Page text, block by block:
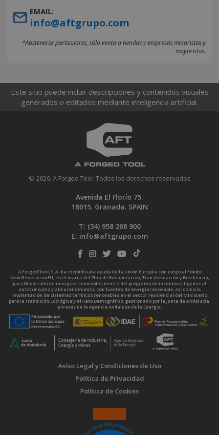
EMAIL:
info@aftgrupo.com
*Abstenerse particulares, sólo venta a tiendas y empresas minoristas y
mayoristas.
Este sitio puede incluir descripciones y contenidos visuales
generados o editados mediante inteligencia artificial.
© 2026. A Forged Tool. Todos los derechos reservados
Avenida El Florío 75.
18015. Granada. SPAIN
T: (34) 958 208 900
E: info@aftgrupo.com
A Forged Tool, S.A. ha recibido una ayuda de la Unión Europea con cargo al Fondo
NextGenerationEU, en el marco del Plan de Recuperación, Transformación y Resiliencia,
para Desarrollo de energías renovables dentro del programa de incentivos ligados al
autoconsumo y almacenamiento, con fuentes de energía renovable, así como la
implantación de sistemas térmicos renovables en el sector residencial del Ministerio
para la Transición Ecológica y el Reto Demográfico, gestionado por la Junta de Andalucía,
a través de la Agencia Andaluza de la Energía.
Aviso Legal y Condiciones de Uso
Política de Privacidad
Política de Cookies